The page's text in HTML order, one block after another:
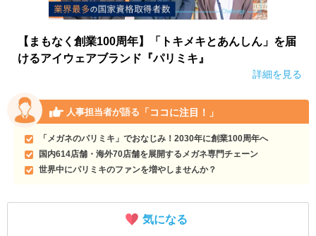
【まもなく創業100周年】「トキメキとあんしん」を届
けるアイウェアブランド『パリミキ』
詳細を見る
人事担当者が語る 「ココに注目！」
「メガネのパリミキ」でおなじみ！2030年に創業100周年へ
国内614店舗・海外70店舗を展開するメガネ専門チェーン
世界中にパリミキのファンを増やしませんか？
気になる